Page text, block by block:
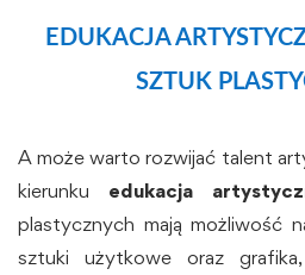
EDUKACJA
SZTUK
A może warto rozwijać talent
kierunku edukacja
plastycznych mają możliwość
sztuki użytkowe oraz